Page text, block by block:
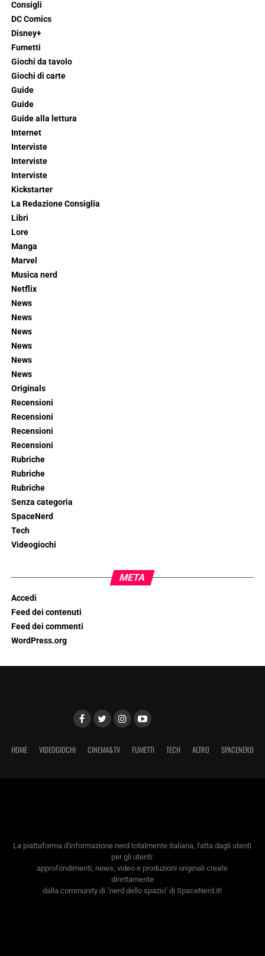
Consigli
DC Comics
Disney+
Fumetti
Giochi da tavolo
Giochi di carte
Guide
Guide
Guide alla lettura
Internet
Interviste
Interviste
Interviste
Kickstarter
La Redazione Consiglia
Libri
Lore
Manga
Marvel
Musica nerd
Netflix
News
News
News
News
News
News
Originals
Recensioni
Recensioni
Recensioni
Recensioni
Rubriche
Rubriche
Rubriche
Senza categoria
SpaceNerd
Tech
Videogiochi
META
Accedi
Feed dei contenuti
Feed dei commenti
WordPress.org
HOME VIDEOGIOCHI CINEMA&TV FUMETTI TECH ALTRO SPACENERD
La piattaforma d'informazione nerd totalmente italiana, fatta dagli utenti
per gli utenti:
approfondimenti, news, video e produzioni originali create
direttamente
dalla community di "nerd dello spazio" di SpaceNerd.it!